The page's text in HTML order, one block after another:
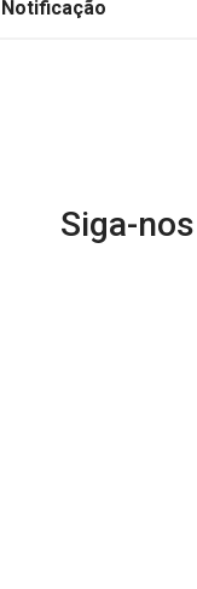
Notificação
Siga-